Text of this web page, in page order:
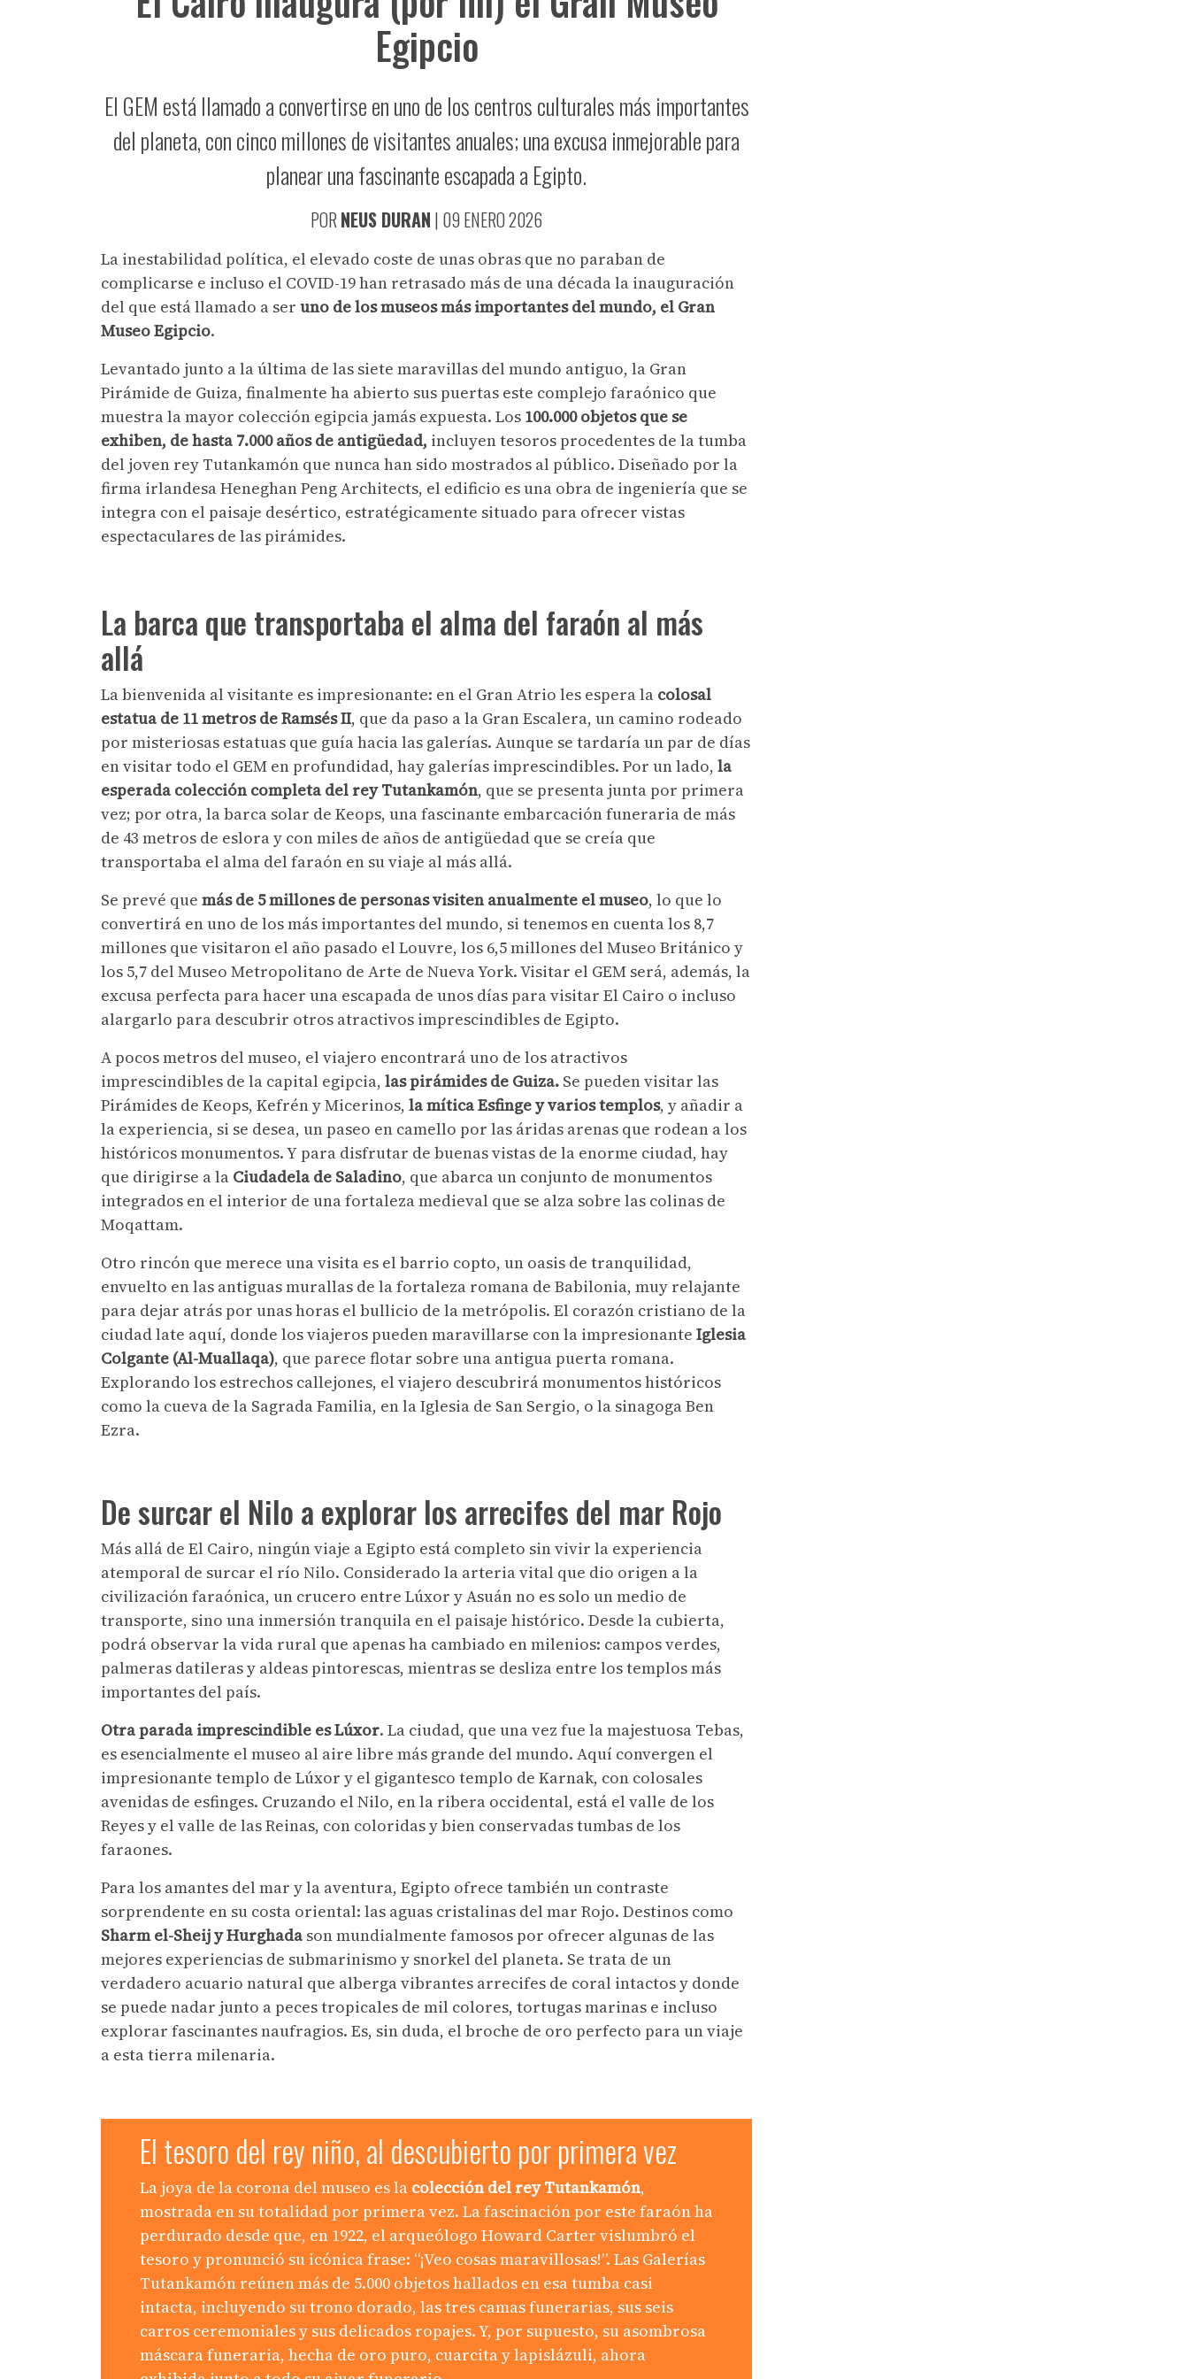
Egipcio
El GEM está llamado a convertirse en uno de los centros culturales más importantes
del planeta, con cinco millones de visitantes anuales; una excusa inmejorable para
planear una fascinante escapada a Egipto.
POR NEUS DURAN | 09 ENERO 2026
La inestabilidad política, el elevado coste de unas obras que no paraban de
complicarse e incluso el COVID-19 han retrasado más de una década la inauguración
del que está llamado a ser uno de los museos más importantes del mundo, el Gran
Museo Egipcio.
Levantado junto a la última de las siete maravillas del mundo antiguo, la Gran
Pirámide de Guiza, finalmente ha abierto sus puertas este complejo faraónico que
muestra la mayor colección egipcia jamás expuesta. Los 100.000 objetos que se
exhiben, de hasta 7.000 años de antigüedad, incluyen tesoros procedentes de la tumba
del joven rey Tutankamón que nunca han sido mostrados al público. Diseñado por la
firma irlandesa Heneghan Peng Architects, el edificio es una obra de ingeniería que se
integra con el paisaje desértico, estratégicamente situado para ofrecer vistas
espectaculares de las pirámides.
La barca que transportaba el alma del faraón al más
allá
La bienvenida al visitante es impresionante: en el Gran Atrio les espera la colosal
estatua de 11 metros de Ramsés II, que da paso a la Gran Escalera, un camino rodeado
por misteriosas estatuas que guía hacia las galerías. Aunque se tardaría un par de días
en visitar todo el GEM en profundidad, hay galerías imprescindibles. Por un lado, la
esperada colección completa del rey Tutankamón, que se presenta junta por primera
vez; por otra, la barca solar de Keops, una fascinante embarcación funeraria de más
de 43 metros de eslora y con miles de años de antigüedad que se creía que
transportaba el alma del faraón en su viaje al más allá.
Se prevé que más de 5 millones de personas visiten anualmente el museo, lo que lo
convertirá en uno de los más importantes del mundo, si tenemos en cuenta los 8,7
millones que visitaron el año pasado el Louvre, los 6,5 millones del Museo Británico y
los 5,7 del Museo Metropolitano de Arte de Nueva York. Visitar el GEM será, además, la
excusa perfecta para hacer una escapada de unos días para visitar El Cairo o incluso
alargarlo para descubrir otros atractivos imprescindibles de Egipto.
A pocos metros del museo, el viajero encontrará uno de los atractivos
imprescindibles de la capital egipcia, las pirámides de Guiza. Se pueden visitar las
Pirámides de Keops, Kefrén y Micerinos, la mítica Esfinge y varios templos, y añadir a
la experiencia, si se desea, un paseo en camello por las áridas arenas que rodean a los
históricos monumentos. Y para disfrutar de buenas vistas de la enorme ciudad, hay
que dirigirse a la Ciudadela de Saladino, que abarca un conjunto de monumentos
integrados en el interior de una fortaleza medieval que se alza sobre las colinas de
Moqattam.
Otro rincón que merece una visita es el barrio copto, un oasis de tranquilidad,
envuelto en las antiguas murallas de la fortaleza romana de Babilonia, muy relajante
para dejar atrás por unas horas el bullicio de la metrópolis. El corazón cristiano de la
ciudad late aquí, donde los viajeros pueden maravillarse con la impresionante Iglesia
Colgante (Al-Muallaqa), que parece flotar sobre una antigua puerta romana.
Explorando los estrechos callejones, el viajero descubrirá monumentos históricos
como la cueva de la Sagrada Familia, en la Iglesia de San Sergio, o la sinagoga Ben
Ezra.
De surcar el Nilo a explorar los arrecifes del mar Rojo
Más allá de El Cairo, ningún viaje a Egipto está completo sin vivir la experiencia
atemporal de surcar el río Nilo. Considerado la arteria vital que dio origen a la
civilización faraónica, un crucero entre Lúxor y Asuán no es solo un medio de
transporte, sino una inmersión tranquila en el paisaje histórico. Desde la cubierta,
podrá observar la vida rural que apenas ha cambiado en milenios: campos verdes,
palmeras datileras y aldeas pintorescas, mientras se desliza entre los templos más
importantes del país.
Otra parada imprescindible es Lúxor. La ciudad, que una vez fue la majestuosa Tebas,
es esencialmente el museo al aire libre más grande del mundo. Aquí convergen el
impresionante templo de Lúxor y el gigantesco templo de Karnak, con colosales
avenidas de esfinges. Cruzando el Nilo, en la ribera occidental, está el valle de los
Reyes y el valle de las Reinas, con coloridas y bien conservadas tumbas de los
faraones.
Para los amantes del mar y la aventura, Egipto ofrece también un contraste
sorprendente en su costa oriental: las aguas cristalinas del mar Rojo. Destinos como
Sharm el-Sheij y Hurghada son mundialmente famosos por ofrecer algunas de las
mejores experiencias de submarinismo y snorkel del planeta. Se trata de un
verdadero acuario natural que alberga vibrantes arrecifes de coral intactos y donde
se puede nadar junto a peces tropicales de mil colores, tortugas marinas e incluso
explorar fascinantes naufragios. Es, sin duda, el broche de oro perfecto para un viaje
a esta tierra milenaria.
El tesoro del rey niño, al descubierto por primera vez
La joya de la corona del museo es la colección del rey Tutankamón,
mostrada en su totalidad por primera vez. La fascinación por este faraón ha
perdurado desde que, en 1922, el arqueólogo Howard Carter vislumbró el
tesoro y pronunció su icónica frase: “¡Veo cosas maravillosas!”. Las Galerías
Tutankamón reúnen más de 5.000 objetos hallados en esa tumba casi
intacta, incluyendo su trono dorado, las tres camas funerarias, sus seis
carros ceremoniales y sus delicados ropajes. Y, por supuesto, su asombrosa
máscara funeraria, hecha de oro puro, cuarcita y lapislázuli, ahora